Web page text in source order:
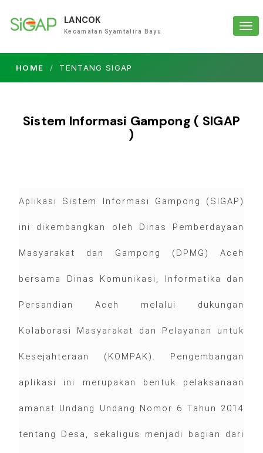
LANCOK
Kecamatan Syamtalira Bayu
HOME TENTANG SIGAP
Sistem Informasi Gampong ( SIGAP
)
Aplikasi Sistem Informasi Gampong (SIGAP)
ini dikembangkan oleh Dinas Pemberdayaan
Masyarakat dan Gampong (DPMG) Aceh
bersama Dinas Komunikasi, Informatika dan
Persandian Aceh melalui dukungan
Kolaborasi Masyarakat dan Pelayanan untuk
Kesejahteraan (KOMPAK). Pengembangan
aplikasi ini merupakan bentuk pelaksanaan
amanat Undang Undang Nomor 6 Tahun 2014
tentang Desa, sekaligus menjadi bagian dari